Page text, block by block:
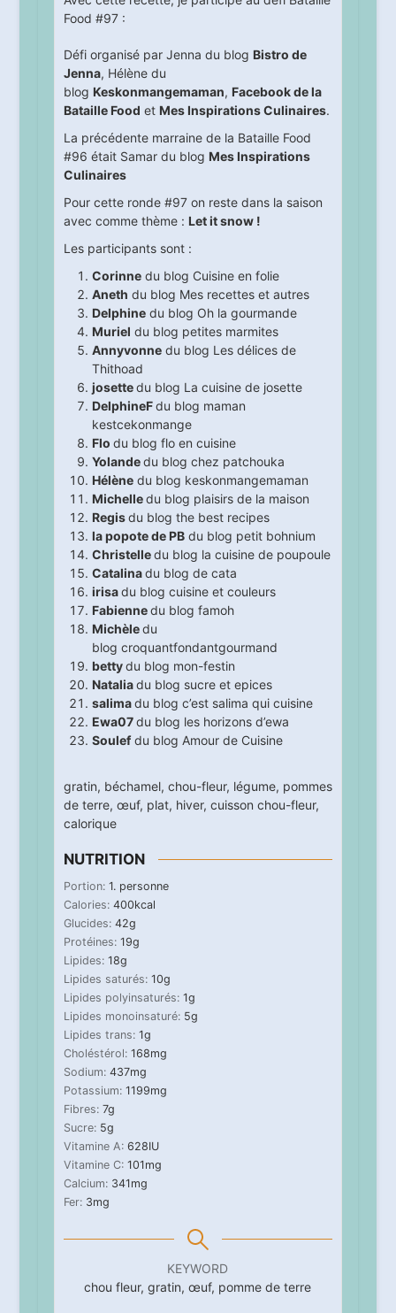
Food #97 :
Défi organisé par Jenna du blog Bistro de
Jenna, Hélène du
blog Keskonmangemaman, Facebook de la
Bataille Food et Mes Inspirations Culinaires.
La précédente marraine de la Bataille Food
#96 était Samar du blog Mes Inspirations
Culinaires
Pour cette ronde #97 on reste dans la saison
avec comme thème : Let it snow !
Les participants sont :
Corinnedu blog Cuisine en folie
Aneth du blog Mes recettes et autres
Delphinedu blog Oh la gourmande
Muriel du blog petites marmites
Annyvonnedu blog Les délices de
Thithoad
josettedu blog La cuisine de josette
DelphineFdu blog maman
kestcekonmange
Flo du blog flo en cuisine
Yolandedu blog chez patchouka
Hélènedu blog keskonmangemaman
Michelledu blog plaisirs de la maison
Regisdu blog the best recipes
la popote de PBdu blog petit bohnium
Christelledu blog la cuisine de poupoule
Catalinadu blog de cata
irisadu blog cuisine et couleurs
Fabiennedu blog famoh
Michèledu
blog croquantfondantgourmand
bettydu blog mon-festin
Nataliadu blog sucre et epices
salimadu blog c’est salima qui cuisine
Ewa07du blog les horizons d’ewa
Soulefdu blog Amour de Cuisine
gratin, béchamel, chou-fleur, légume, pommes
de terre, œuf, plat, hiver, cuisson chou-fleur,
calorique
NUTRITION
Portion: 1. personne
Calories: 400kcal
Glucides: 42g
Protéines: 19g
Lipides: 18g
Lipides saturés: 10g
Lipides polyinsaturés: 1g
Lipides monoinsaturé: 5g
Lipides trans: 1g
Choléstérol: 168mg
Sodium: 437mg
Potassium: 1199mg
Fibres: 7g
Sucre: 5g
Vitamine A: 628IU
Vitamine C: 101mg
Calcium: 341mg
Fer: 3mg
KEYWORD
chou fleur, gratin, œuf, pomme de terre